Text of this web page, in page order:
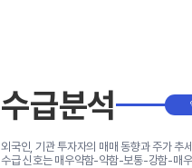
수급분석
외국인, 기관 투자자의 매매 동향과 주가 추
수급 신호는 매우약함-약함-보통-강함-매